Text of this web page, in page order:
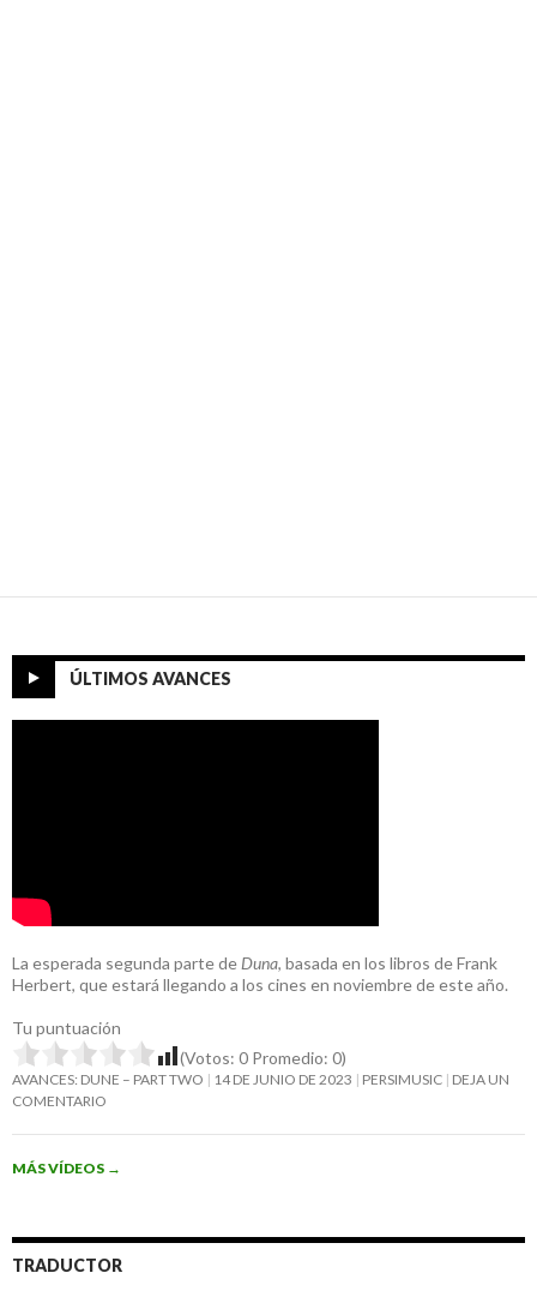
ÚLTIMOS AVANCES
La esperada segunda parte de Duna, basada en los libros de Frank
Herbert, que estará llegando a los cines en noviembre de este año.
Tu puntuación
(Votos: 0 Promedio: 0)
AVANCES: DUNE – PART TWO 14 DE JUNIO DE 2023 PERSIMUSIC DEJA UN
COMENTARIO
MÁS VÍDEOS →
TRADUCTOR